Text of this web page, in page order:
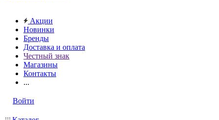
Акции
Новинки
Бренды
Доставка и оплата
Честный знак
Магазины
Контакты
...
Войти